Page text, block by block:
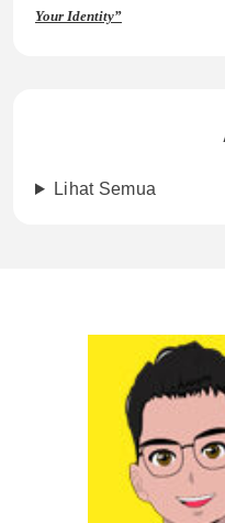
Your Identity”
Lihat Semua